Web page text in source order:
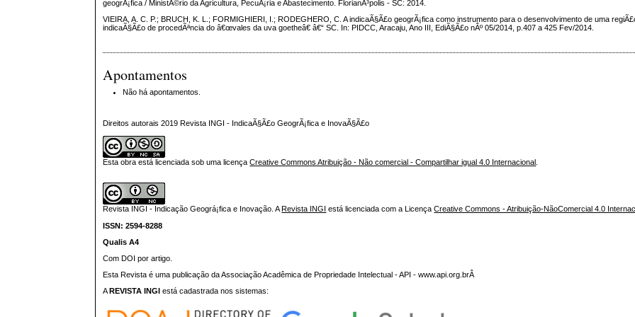
geogrÃ¡fica / MinistÃ©rio da Agricultura, PecuÃ¡ria e Abastecimento. FlorianÃ³polis - SC: 2014.
VIEIRA, A. C. P.; BRUCH, K. L.; FORMIGHIERI, I.; RODEGHERO, C. A indicaÃ§Ã£o geogrÃ¡fica como instrumento para o desenvolvimento de uma
indicaÃ§Ã£o de procedÃªncia do â€œvales da uva goetheâ€ â€“ SC. In: PIDCC, Aracaju, Ano III, EdiÃ§Ã£o nÂº 05/2014, p.407 a 425 Fev/2014.
Apontamentos
Não há apontamentos.
Direitos autorais 2019 Revista INGI - IndicaÃ§Ã£o GeogrÃ¡fica e InovaÃ§Ã£o
Esta obra está licenciada sob uma licençaCreative Commons Atribuição - Não comercial - Compartilhar igual 4.0 Internacional
Revista INGI - Indicação Geográ¡fica e Inovação.A Revista INGI está licenciada com a LicençaCreative Commons - Atribuição-NãoComercial 4.0
ISSN: 2594-8288
Qualis A4
Com DOI por artigo.
Esta Revista é uma publicação da Associação Acadêmica de Propriedade Intelectual - API - www.api.org.brÂ
A REVISTA INGI está cadastrada nos sistemas: